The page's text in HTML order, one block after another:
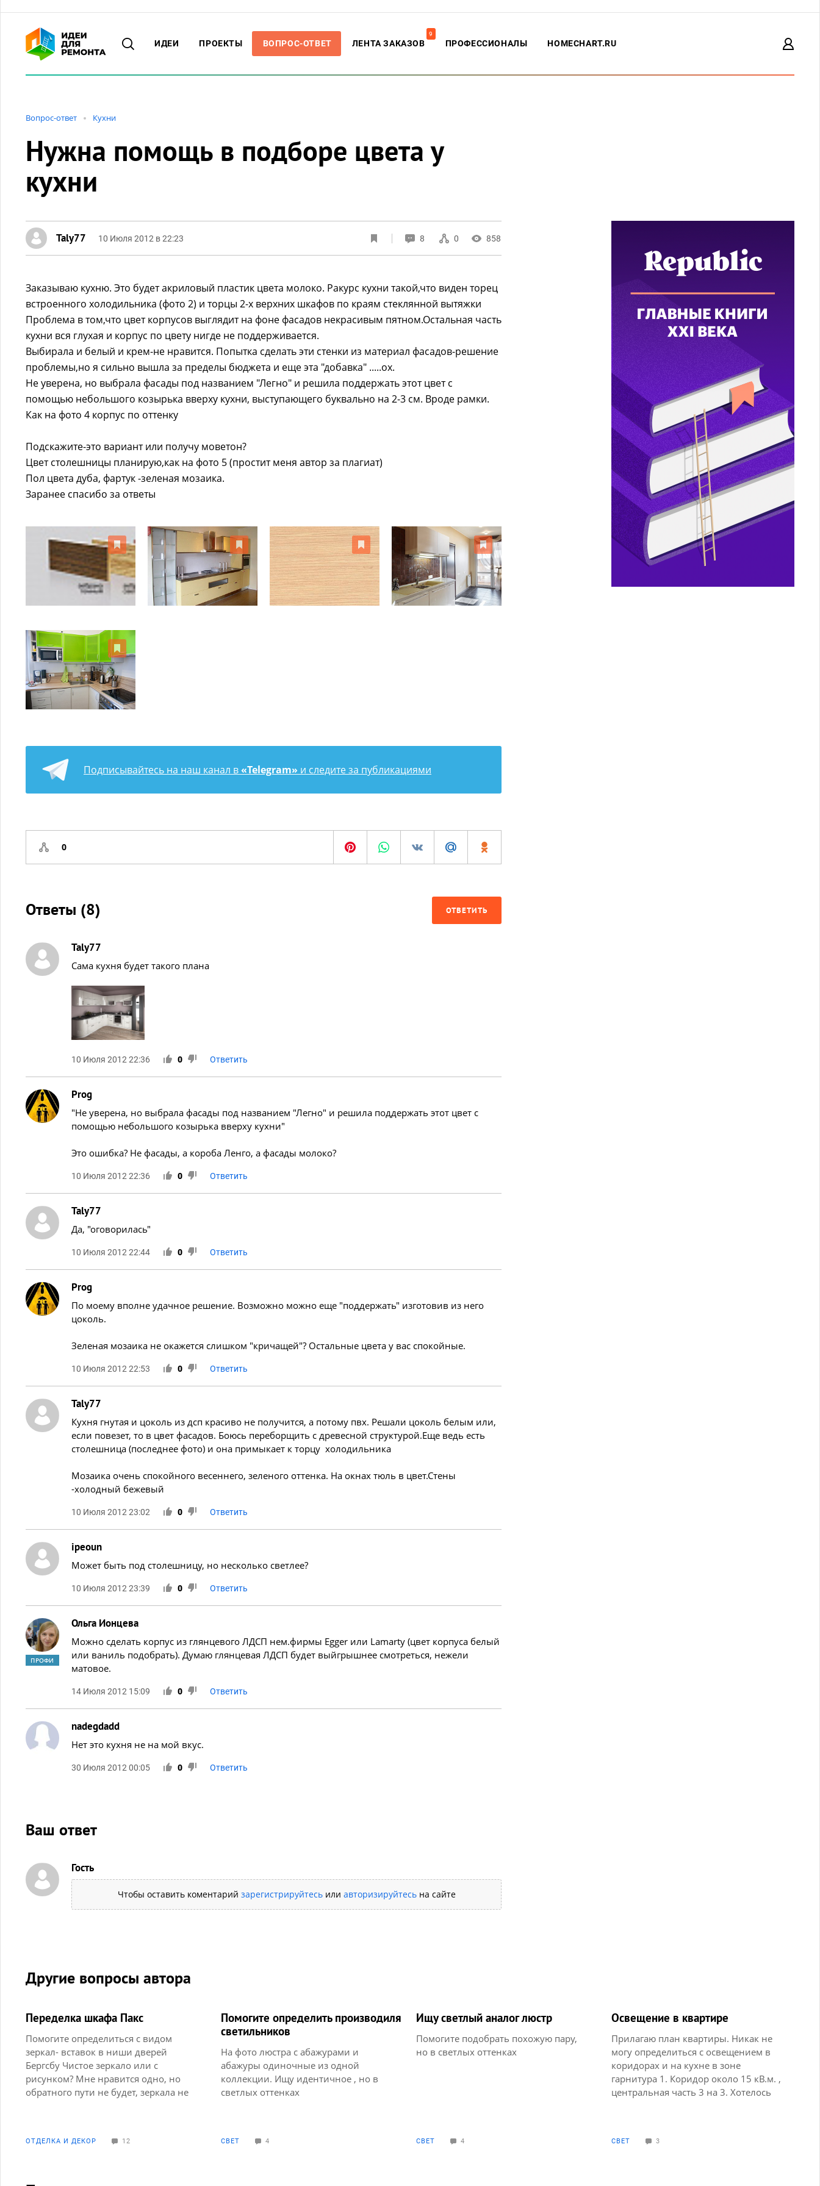
ИДЕИ ПРОЕКТЫ ВОПРОС-ОТВЕТ ЛЕНТА ЗАКАЗОВ
9
ПРОФЕССИОНАЛЫ HOMECHART.RU
Вопрос-ответ Кухни
Нужна помощь в подборе цвета у
кухни
Taly77 10 Июля 2012 в 22:23 8 0 858
Заказываю кухню. Это будет акриловый пластик цвета молоко. Ракурс кухни такой,что виден торец
встроенного холодильника (фото 2) и торцы 2-х верхних шкафов по краям стеклянной вытяжки
Проблема в том,что цвет корпусов выглядит на фоне фасадов некрасивым пятном.Остальная часть
кухни вся глухая и корпус по цвету нигде не поддерживается.
Выбирала и белый и крем-не нравится. Попытка сделать эти стенки из материал фасадов-решение
проблемы,но я сильно вышла за пределы бюджета и еще эта "добавка" .....ох.
Не уверена, но выбрала фасады под названием "Легно" и решила поддержать этот цвет с
помощью небольшого козырька вверху кухни, выступающего буквально на 2-3 см. Вроде рамки.
Как на фото 4 корпус по оттенку
Подскажите-это вариант или получу моветон?
Цвет столешницы планирую,как на фото 5 (простит меня автор за плагиат)
Пол цвета дуба, фартук -зеленая мозаика.
Заранее спасибо за ответы
Подписывайтесь на наш канал в«Telegram» и следите за публикациями
0
Ответы (8) ОТВЕТИТЬ
Taly77
Сама кухня будет такого плана
10 Июля 2012 22:36 0 Ответить
Prog
"Не уверена, но выбрала фасады под названием "Легно" и решила поддержать этот цвет с
помощью небольшого козырька вверху кухни"
Это ошибка? Не фасады, а короба Ленго, а фасады молоко?
10 Июля 2012 22:36 0 Ответить
Taly77
Да, "оговорилась"
10 Июля 2012 22:44 0 Ответить
Prog
По моему вполне удачное решение. Возможно можно еще "поддержать" изготовив из него
цоколь.
Зеленая мозаика не окажется слишком "кричащей"? Остальные цвета у вас спокойные.
10 Июля 2012 22:53 0 Ответить
Taly77
Кухня гнутая и цоколь из дсп красиво не получится, а потому пвх. Решали цоколь белым или,
если повезет, то в цвет фасадов. Боюсь переборщить с древесной структурой.Еще ведь есть
столешница (последнее фото) и она примыкает к торцу холодильника
Мозаика очень спокойного весеннего, зеленого оттенка. На окнах тюль в цвет.Стены
-холодный бежевый
10 Июля 2012 23:02 0 Ответить
ipeoun
Может быть под столешницу, но несколько светлее?
10 Июля 2012 23:39 0 Ответить
ПРОФИ
Ольга Ионцева
Можно сделать корпус из глянцевого ЛДСП нем.фирмы Egger или Lamarty (цвет корпуса белый
или ваниль подобрать). Думаю глянцевая ЛДСП будет выйгрышнее смотреться, нежели
матовое.
14 Июля 2012 15:09 0 Ответить
nadegdadd
Нет это кухня не на мой вкус.
30 Июля 2012 00:05 0 Ответить
Ваш ответ
Гость
Чтобы оставить коментарий зарегистрируйтесьили авторизируйтесьна сайте
Другие вопросы автора
Переделка шкафа Пакс
Помогите определиться с видом
зеркал- вставок в ниши дверей
Бергсбу Чистое зеркало или с
рисунком? Мне нравится одно, но
обратного пути не будет, зеркала не
ОТДЕЛКА И ДЕКОР 12
Помогите определить производиля
светильников
На фото люстра с абажурами и
абажуры одиночные из одной
коллекции. Ищу идентичное , но в
светлых оттенках
СВЕТ 4
Ищу светлый аналог люстр
Помогите подобрать похожую пару,
но в светлых оттенках
СВЕТ 4
Освещение в квартире
Прилагаю план квартиры. Никак не
могу определиться с освещением в
коридорах и на кухне в зоне
гарнитура 1. Коридор около 15 кВ.м. ,
центральная часть 3 на 3. Хотелось
не очень нравЯтся 2. Как можно
СВЕТ 3